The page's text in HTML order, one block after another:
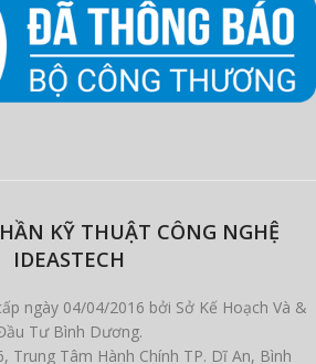
KỸ THUẬT CÔNG NGHỆ
IDEASTECH
ngày 04/04/2016 bởi Sở Kế Hoạch Và &
Tư Bình Dương.
Trung Tâm Hành Chính TP. Dĩ An, Bình